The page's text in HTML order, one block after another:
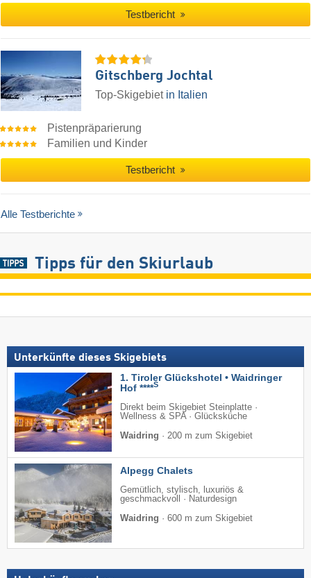
Testbericht
Gitschberg Jochtal
Top-Skigebiet in Italien
Pistenpräparierung
Familien und Kinder
Testbericht
Alle Testberichte
Tipps für den Skiurlaub
Unterkünfte dieses Skigebiets
1. Tiroler Glückshotel • Waidringer
Hof ****S
Direkt beim Skigebiet Steinplatte ·
Wellness & SPA · Glücksküche
Waidring · 200 m zum Skigebiet
Alpegg Chalets
Gemütlich, stylisch, luxuriös &
geschmackvoll · Naturdesign
Waidring · 600 m zum Skigebiet